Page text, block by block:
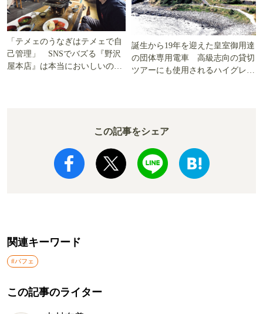
「テメェのうなぎはテメェで自
己管理」 SNSでバズる『野沢
屋本店』は本当においしいの
誕生から19年を迎えた皇室御用達
の団体専用電車 高級志向の貸切
ツアーにも使用されるハイグレー
この記事をシェア
関連キーワード
#パフェ
この記事のライター